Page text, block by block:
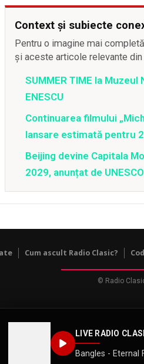
LIVE RADIO
Bangles - Eternal
Context și subiecte
Pentru o imagine mai
și aceste articole relevante
SUMMER TIME la Muzeul
ENESCU
Continuarea filmului
lansare estimată pentru
Beijing devine Capitala
2029, anunțat de UNESCO
Cum ascult Radio Clasic?
© Radio